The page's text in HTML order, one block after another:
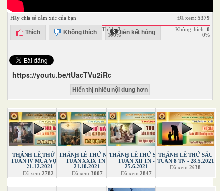
Hãy chia sẻ cảm xúc của bạn
Thích Không thích liên kết hỏng
Đã xem: 5379
Thích:2
100%
Không thích: 0
0%
https://youtu.be/tUacTVu2iRc
Hiển thị nhiều nội dung hơn
THÁNH LỄ THỨ BA
TUẦN IV MÙA VỌNG
- 21.12.2021
Đã xem 2782
THÁNH LỄ THỨ NĂM
TUẦN XXIX TN -
21.10.2021
Đã xem 3007
THÁNH LỄ THỨ SÁU
TUẦN XII TN -
25.6.2021
Đã xem2847
THÁNH LỄ THỨ SÁU
TUẦN 8 TN - 28.5.2021
Đã xem2638